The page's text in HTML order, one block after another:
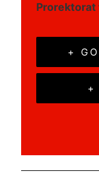
Prorektorat
+
+